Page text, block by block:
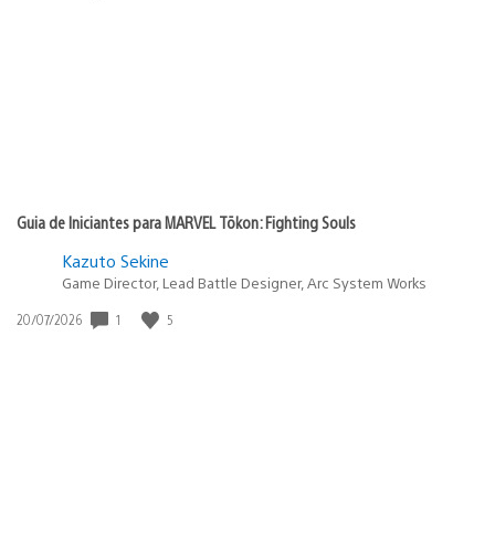
Guia de Iniciantes para MARVEL Tōkon: Fighting Souls
Kazuto Sekine
Game Director, Lead Battle Designer, Arc System Works
Data
20/07/2026 1 5